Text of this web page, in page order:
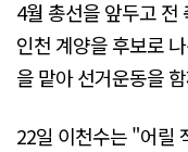
4월 총선을 앞두고 전
인천 계양을 후보로
을 맡아 선거운동을
22일 이천수는 "어릴